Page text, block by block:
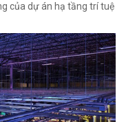
của dự án hạ tầng trí tuệ